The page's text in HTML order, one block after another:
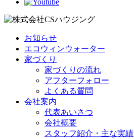
お知らせ
エコウィンウォーター
家づくり
家づくりの流れ
アフターフォロー
よくある質問
会社案内
代表あいさつ
会社概要
スタッフ紹介・主な実績